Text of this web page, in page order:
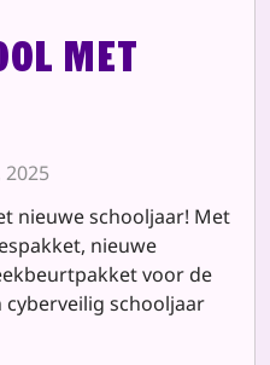
met
nieuwe schooljaar! Met
nieuwe
voor de
cyberveilig schooljaar